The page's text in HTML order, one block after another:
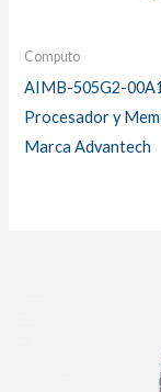
Computo
AIMB-505G2-
Procesador y
Marca Advantech